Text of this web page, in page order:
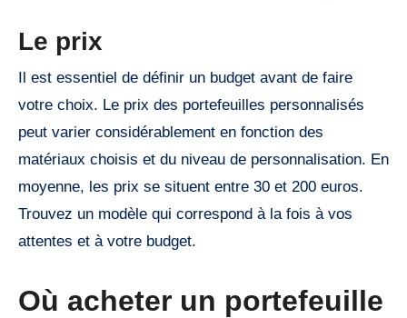
Le prix
Il est essentiel de définir un budget avant de faire
votre choix. Le prix des portefeuilles personnalisés
peut varier considérablement en fonction des
matériaux choisis et du niveau de personnalisation. En
moyenne, les prix se situent entre 30 et 200 euros.
Trouvez un modèle qui correspond à la fois à vos
attentes et à votre budget.
Où acheter un portefeuille